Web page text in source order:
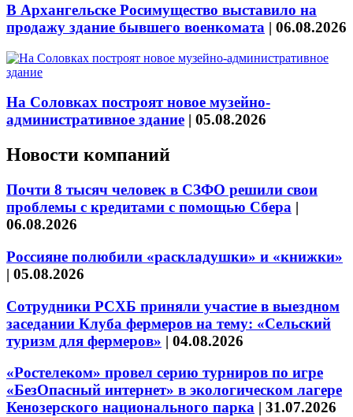
В Архангельске Росимущество выставило на
продажу здание бывшего военкомата | 06.08.2026
На Соловках построят новое музейно-
административное здание | 05.08.2026
Новости компаний
Почти 8 тысяч человек в СЗФО решили свои
проблемы с кредитами с помощью Сбера |
06.08.2026
Россияне полюбили «раскладушки» и «книжки»
| 05.08.2026
Сотрудники РСХБ приняли участие в выездном
заседании Клуба фермеров на тему: «Сельский
туризм для фермеров» | 04.08.2026
«Ростелеком» провел серию турниров по игре
«БезОпасный интернет» в экологическом лагере
Кенозерского национального парка | 31.07.2026